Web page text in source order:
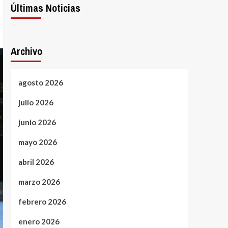
Últimas Noticias
Archivo
agosto 2026
julio 2026
junio 2026
mayo 2026
abril 2026
marzo 2026
febrero 2026
enero 2026